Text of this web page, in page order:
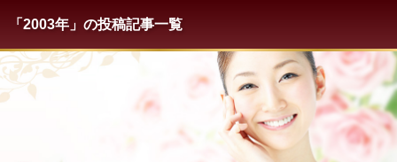
「2003年」の投稿記事一覧